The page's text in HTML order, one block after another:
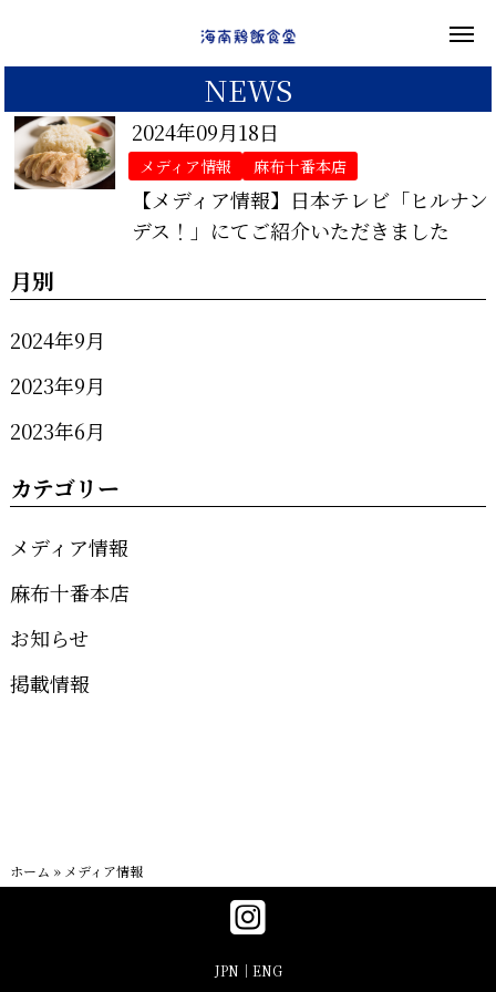
NEWS
2024年09月18日
メディア情報 麻布十番本店
【メディア情報】日本テレビ「ヒルナン
デス！」にてご紹介いただきました
月別
2024年9月
2023年9月
2023年6月
カテゴリー
メディア情報
麻布十番本店
お知らせ
掲載情報
ホーム » メディア情報
JPN ENG